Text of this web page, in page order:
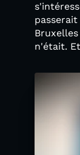
n'était.